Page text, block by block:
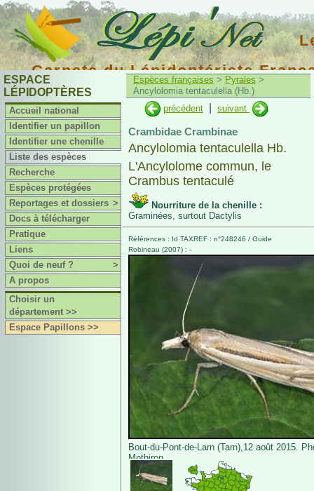
Carnets du Lépidoptériste
ESPACE
LÉPIDOPTÈRES
Accueil national
Identifier un papillon
Identifier une chenille
Liste des espèces
Recherche
Espèces protégées
Reportages et dossiers >
Docs à télécharger
Pratique
Liens
Quoi de neuf ?
>
A propos
Choisir un
département >>
Espace Papillons >>
Espèces françaises > Pyrales >
Ancylolomia tentaculella (Hb.)
précédent
suivant
Crambidae Crambinae
Ancylolomia tentaculella Hb.
L'Ancylolome commun, le
Crambus tentaculé
Nourriture de la chenille :
Graminées, surtout Dactylis
Références : Id TAXREF : n°248246 / Guide
Robineau (2007) : -
Bout-du-Pont-de-Larn (Tarn),12 août 2015.
Mothiron.